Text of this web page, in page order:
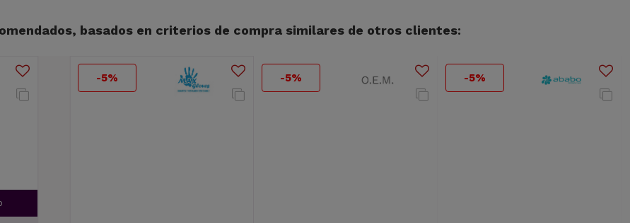
basados en criterios de compra similares de otros clientes:
-5% -5% -5%